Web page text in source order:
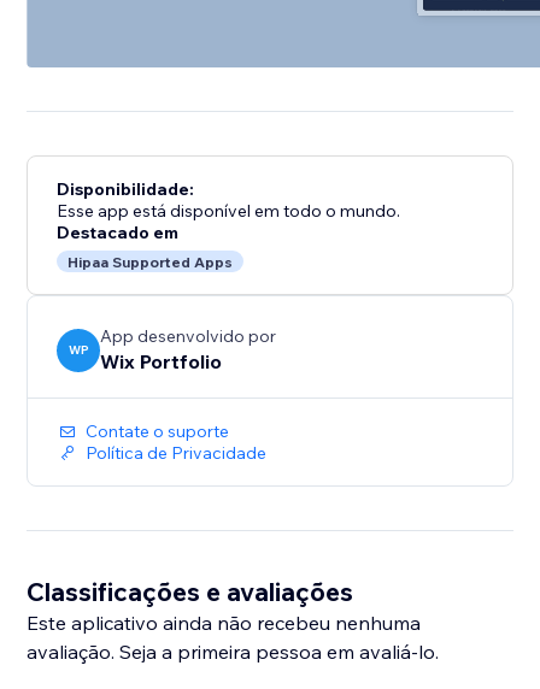
Disponibilidade:
Esse app está disponível em todo o mundo.
Destacado em
Hipaa Supported Apps
WP
App desenvolvido por
Wix Portfolio
Contate o suporte
Política de Privacidade
Classificações e avaliações
Este aplicativo ainda não recebeu nenhuma
avaliação. Seja a primeira pessoa em avaliá-lo.